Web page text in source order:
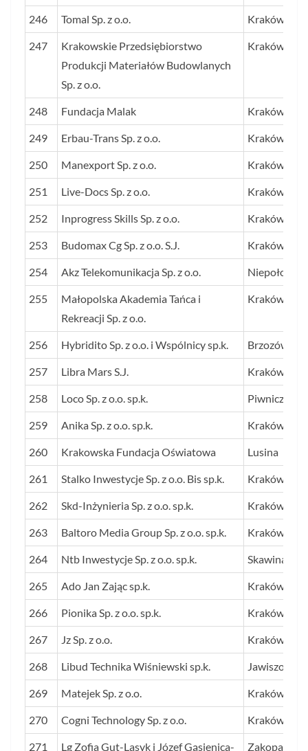
246 Tomal Sp. z o.o. Kraków
247
Krakowskie Przedsiębiorstwo
Produkcji Materiałów Budowlanych
Sp. z o.o.
Kraków
248 Fundacja Malak Kraków
249 Erbau-Trans Sp. z o.o. Kraków
250 Manexport Sp. z o.o. Kraków
251 Live-Docs Sp. z o.o. Kraków
252 Inprogress Skills Sp. z o.o. Kraków
253 Budomax Cg Sp. z o.o. S.J. Kraków
254 Akz Telekomunikacja Sp. z o.o. Niepołomice
255
Małopolska Akademia Tańca i
Rekreacji Sp. z o.o.
Kraków
256 Hybridito Sp. z o.o. i Wspólnicy sp.k. Brzozówka
257 Libra Mars S.J. Kraków
258 Loco Sp. z o.o. sp.k. Piwniczna-
259 Anika Sp. z o.o. sp.k. Kraków
260 Krakowska Fundacja Oświatowa Lusina
261 Stalko Inwestycje Sp. z o.o. Bis sp.k. Kraków
262 Skd-Inżynieria Sp. z o.o. sp.k. Kraków
263 Baltoro Media Group Sp. z o.o. sp.k. Kraków
264 Ntb Inwestycje Sp. z o.o. sp.k. Skawina
265 Ado Jan Zając sp.k. Kraków
266 Pionika Sp. z o.o. sp.k. Kraków
267 Jz Sp. z o.o. Kraków
268 Libud Technika Wiśniewski sp.k. Jawiszowice
269 Matejek Sp. z o.o. Kraków
270 Cogni Technology Sp. z o.o. Kraków
271 Lg Zofia Gut-Lasyk i Józef Gąsienica- Zakopane